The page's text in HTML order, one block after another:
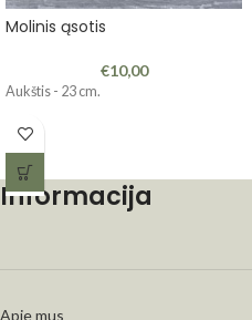
Molinis ąsotis
€10,00
Aukštis - 23 cm.
Informacija
Apie mus